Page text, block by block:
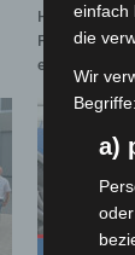
Hannover:
Population
entdeckt
einfach
die
Wir
Begriffe:
a)